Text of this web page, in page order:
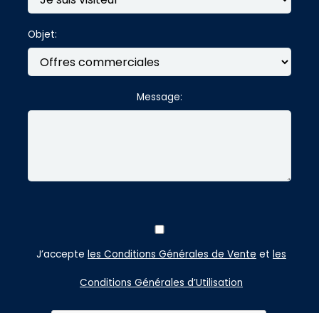
Objet:
Message:
J’accepte les Conditions Générales de Vente et les
Conditions Générales d’Utilisation